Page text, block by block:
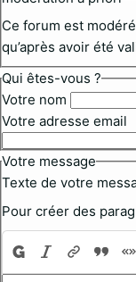
Ce forum est
qu’après avoir été
Qui êtes-vous ?
Votre nom
Votre adresse email
Votre message
Texte de votre
Pour créer des